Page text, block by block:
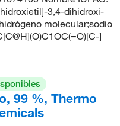
3,4-dihidroxi-
molecular;sodio
]
99 %, Thermo